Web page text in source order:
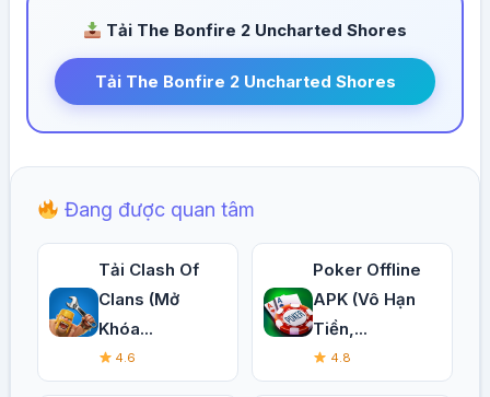
Tải The Bonfire 2 Uncharted Shores
Tải The Bonfire 2 Uncharted Shores
Đang được quan tâm
Tải Clash Of
Clans (Mở
Khóa...
4.6
Poker Offline
APK (Vô Hạn
Tiền,...
4.8